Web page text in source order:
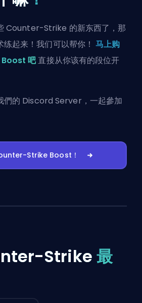
Counter-Strike 的新东西了，那
练起来！我们可以帮你！马上购
Boost 吧直接从你该有的段位开
們的 Discord Server ，一起參加
Strike Boost！
Strike 最